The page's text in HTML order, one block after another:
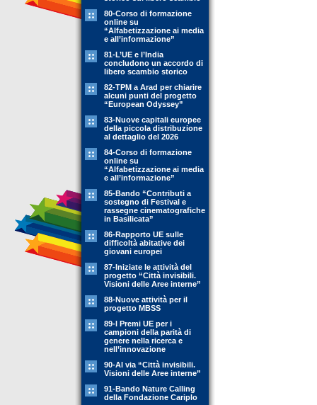
80-Corso di formazione
online su
“Alfabetizzazione ai media
e all’informazione”
81-L’UE e l’India
concludono un accordo di
libero scambio storico
82-TPM a Arad per chiarire
alcuni punti del progetto
“European Odyssey”
83-Nuove capitali europee
della piccola distribuzione
al dettaglio del 2026
84-Corso di formazione
online su
“Alfabetizzazione ai media
e all’informazione”
85-Bando “Contributi a
sostegno di Festival e
rassegne cinematografiche
in Basilicata”
86-Rapporto UE sulle
difficoltà abitative dei
giovani europei
87-Iniziate le attività del
progetto “Città invisibili.
Visioni delle Aree interne”
88-Nuove attività per il
progetto MBSS
89-l Premi UE per i
campioni della parità di
genere nella ricerca e
nell’innovazione
90-Al via “Città invisibili.
Visioni delle Aree interne”
91-Bando Nature Calling
della Fondazione Cariplo